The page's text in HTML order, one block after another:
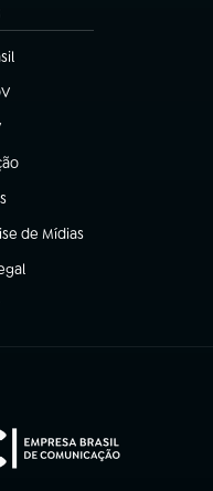
aba)
aba)
aba)
aba)
aba)
de Mídias
aba)